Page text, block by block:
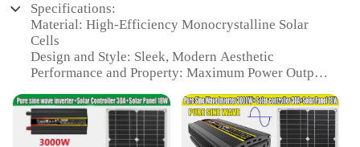
Specifications:
Material: High-Efficiency Monocrystalline Solar
Cells
Design and Style: Sleek, Modern Aesthetic
Performance and Property: Maximum Power Output
Typical Adaptive Scenario: Rural Homes, Remote
Areas
Shape or Size or Weight or Quantity: Compact and